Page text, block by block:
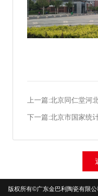
上一篇:北京同仁堂河
下一篇:北京市国家统
版权所有©广东金巴利陶瓷有限